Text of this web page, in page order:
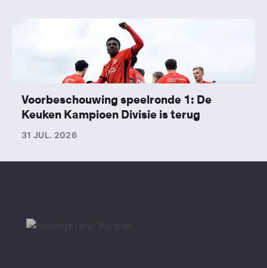
Voorbeschouwing speelronde 1: De
Keuken Kampioen Divisie is terug
31 JUL. 2026